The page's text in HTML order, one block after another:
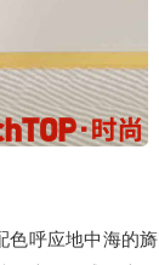
色呼应地中海的旖